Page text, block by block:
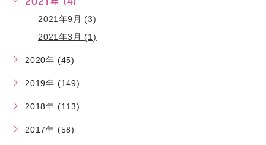
2021年9月 (3)
2021年3月 (1)
2020年 (45)
2019年 (149)
2018年 (113)
2017年 (58)